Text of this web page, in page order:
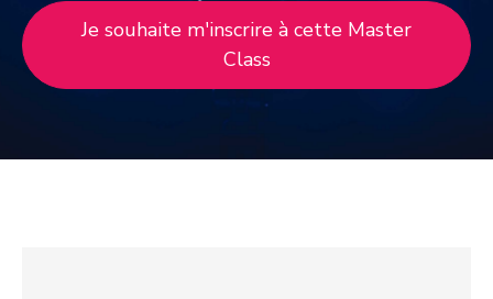
Je souhaite m'inscrire à cette Master
Class